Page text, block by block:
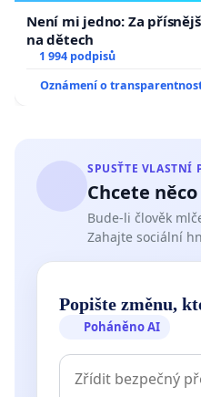
Není mi jedno: Za
na dětech
1 994 podpisů
Oznámení o
SPUSŤTE VLASTNÍ
Chcete
Bude-li člověk
Zahajte sociální
Popište změnu,
Poháněno AI